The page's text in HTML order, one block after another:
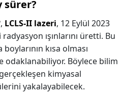
sürer?
LCLS-II lazeri, 12 Eylül 2023
ışınlarını üretti. Bu
kısa olması
odaklanabiliyor. Böylece bilim
kimyasal
yakalayabilecek.